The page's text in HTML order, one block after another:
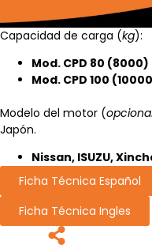
Capacidad de carga (kg):
Mod. CPD 80 (8000)
Mod. CPD 100
Modelo del motor (
Japón.
Nissan, ISUZU,
Ficha Técnica Español
Ficha Técnica Ingles